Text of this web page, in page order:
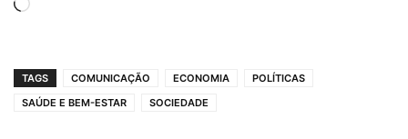
Carregando...
TAGS COMUNICAÇÃO ECONOMIA
POLÍTICAS
SAÚDE E BEM-ESTAR
SOCIEDADE